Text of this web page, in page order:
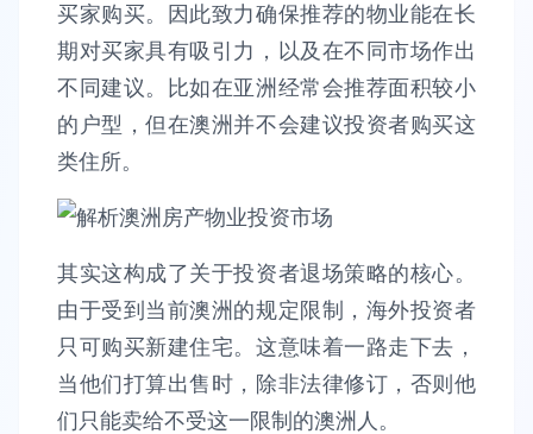
买家购买。因此致力确保推荐的物业能在长
期对买家具有吸引力，以及在不同市场作出
不同建议。比如在亚洲经常会推荐面积较小
的户型，但在澳洲并不会建议投资者购买这
类住所。
其实这构成了关于投资者退场策略的核心。
由于受到当前澳洲的规定限制，海外投资者
只可购买新建住宅。这意味着一路走下去，
当他们打算出售时，除非法律修订，否则他
们只能卖给不受这一限制的澳洲人。